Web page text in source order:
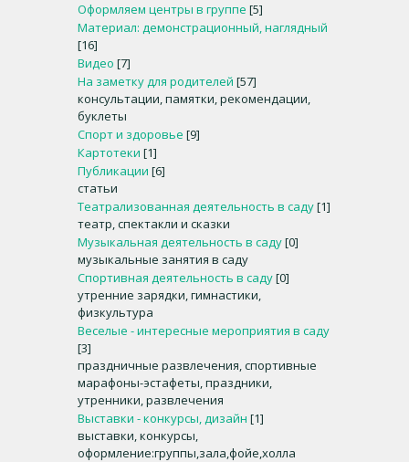
Оформляем центры в группе [5]
Материал: демонстрационный, наглядный
[16]
Видео [7]
На заметку для родителей [57]
консультации, памятки, рекомендации,
буклеты
Спорт и здоровье [9]
Картотеки [1]
Публикации [6]
статьи
Театрализованная деятельность в саду[1]
театр, спектакли и сказки
Музыкальная деятельность в саду[0]
музыкальные занятия в саду
Спортивная деятельность в саду[0]
утренние зарядки, гимнастики,
физкультура
Веселые - интересные мероприятия в саду
[3]
праздничные развлечения, спортивные
марафоны-эстафеты, праздники,
утренники, развлечения
Выставки - конкурсы, дизайн [1]
выставки, конкурсы,
оформление:группы,зала,фойе,холла